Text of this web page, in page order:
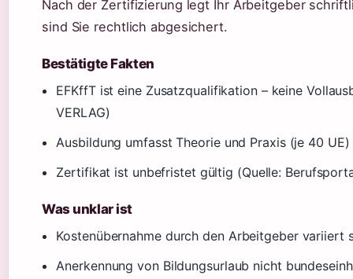
Nach der Zertifizierung legt Ihr Arbeitgeber
sind Sie rechtlich abgesichert.
Bestätigte Fakten
EFKffT ist eine Zusatzqualifikation – keine
VERLAG)
Ausbildung umfasst Theorie und Praxis (je 40
Zertifikat ist unbefristet gültig (Quelle:
Was unklar ist
Kostenübernahme durch den Arbeitgeber variiert
Anerkennung von Bildungsurlaub nicht